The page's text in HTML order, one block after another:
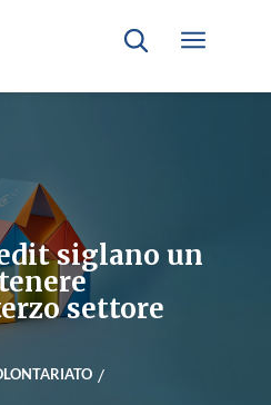
siglano un
settore